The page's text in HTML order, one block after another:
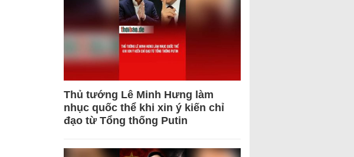
Thủ tướng Lê Minh Hưng làm
nhục quốc thể khi xin ý kiến chỉ
đạo từ Tổng thống Putin